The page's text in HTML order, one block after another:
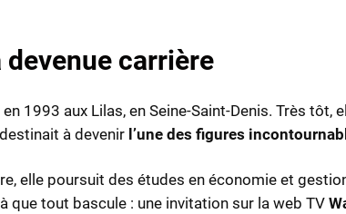
devenue carrière
1993 aux Lilas, en Seine-Saint-Denis. Très tôt,
à devenir l’une des figures
elle poursuit des études en économie et
que tout bascule : une invitation sur la web TV